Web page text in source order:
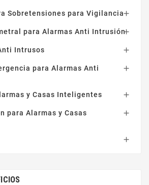
Sobretensiones para Vigilancia
para Alarmas Anti Intrusión
Intrusos 
para Alarmas Anti

y Casas Inteligentes 
para Alarmas y Casas

